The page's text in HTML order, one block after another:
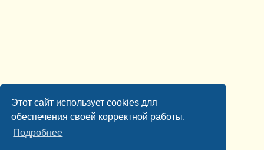
Этот сайт использует cookies для
обеспечения своей корректной работы.
Подробнее